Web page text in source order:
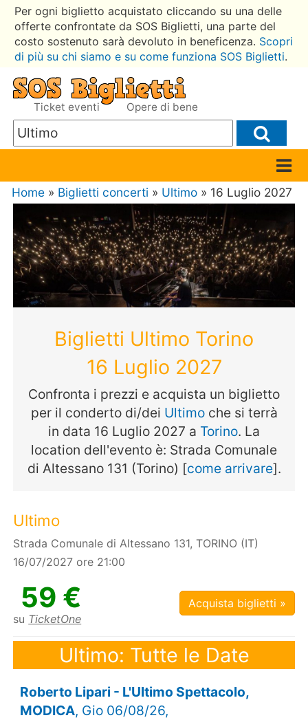
Per ogni biglietto acquistato cliccando su una delle
offerte confrontate da SOS Biglietti, una parte del
costo sostenuto sarà devoluto in beneficenza. Scopri
di più su chi siamo e su come funziona SOS Biglietti.
Ticket eventi Opere di bene
Home » Biglietti concerti » Ultimo » 16 Luglio 2027
Biglietti Ultimo Torino
16 Luglio 2027
Confronta i prezzi e acquista un biglietto
per il conderto di/dei Ultimoche si terrà
in data 16 Luglio 2027 a Torino. La
location dell'evento è: Strada Comunale
di Altessano 131 (Torino) [come arrivare].
Ultimo
Strada Comunale di Altessano 131, TORINO (IT)
16/07/2027 ore 21:00
59 €
su TicketOne
Acquista biglietti »
Ultimo: Tutte le Date
Roberto Lipari - L'Ultimo Spettacolo,
MODICA, Gio 06/08/26,